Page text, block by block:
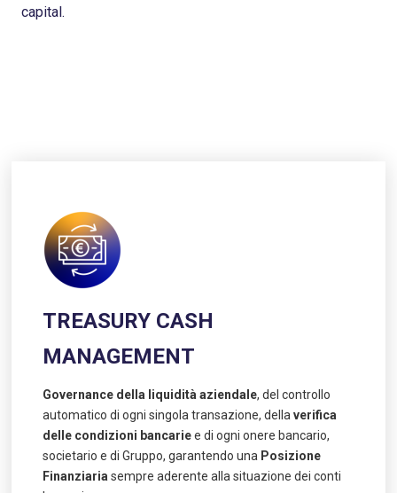
capital.
TREASURY CASH
MANAGEMENT
Governance della liquidità aziendale, del controllo
automatico di ogni singola transazione, dellaverifica
delle condizioni bancariee di ogni onere bancario,
societario e di Gruppo, garantendo una Posizione
Finanziaria sempre aderente alla situazione dei conti